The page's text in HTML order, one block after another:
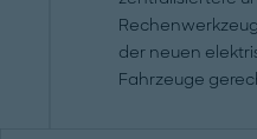
der neuen
Fahrzeuge